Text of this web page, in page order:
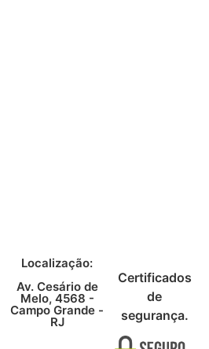
Localização:
Av. Cesário de
Melo, 4568 -
Campo Grande -
RJ
Certificados
de
segurança.